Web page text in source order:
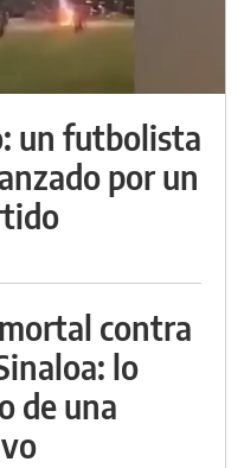
un futbolista
por un
contra
lo
de una